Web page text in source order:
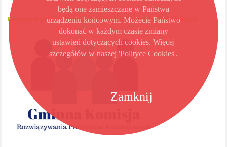
Gminna Komisja Rozwiązywania Problemów Alkoholowych
Zamknij
będą one zamieszczane w Państwa
urządzeniu końcowym. Możecie Państwo
dokonać w każdym czasie zmiany
ustawień dotyczących cookies. Więcej
szczegółów w naszej 'Polityce Cookies'.